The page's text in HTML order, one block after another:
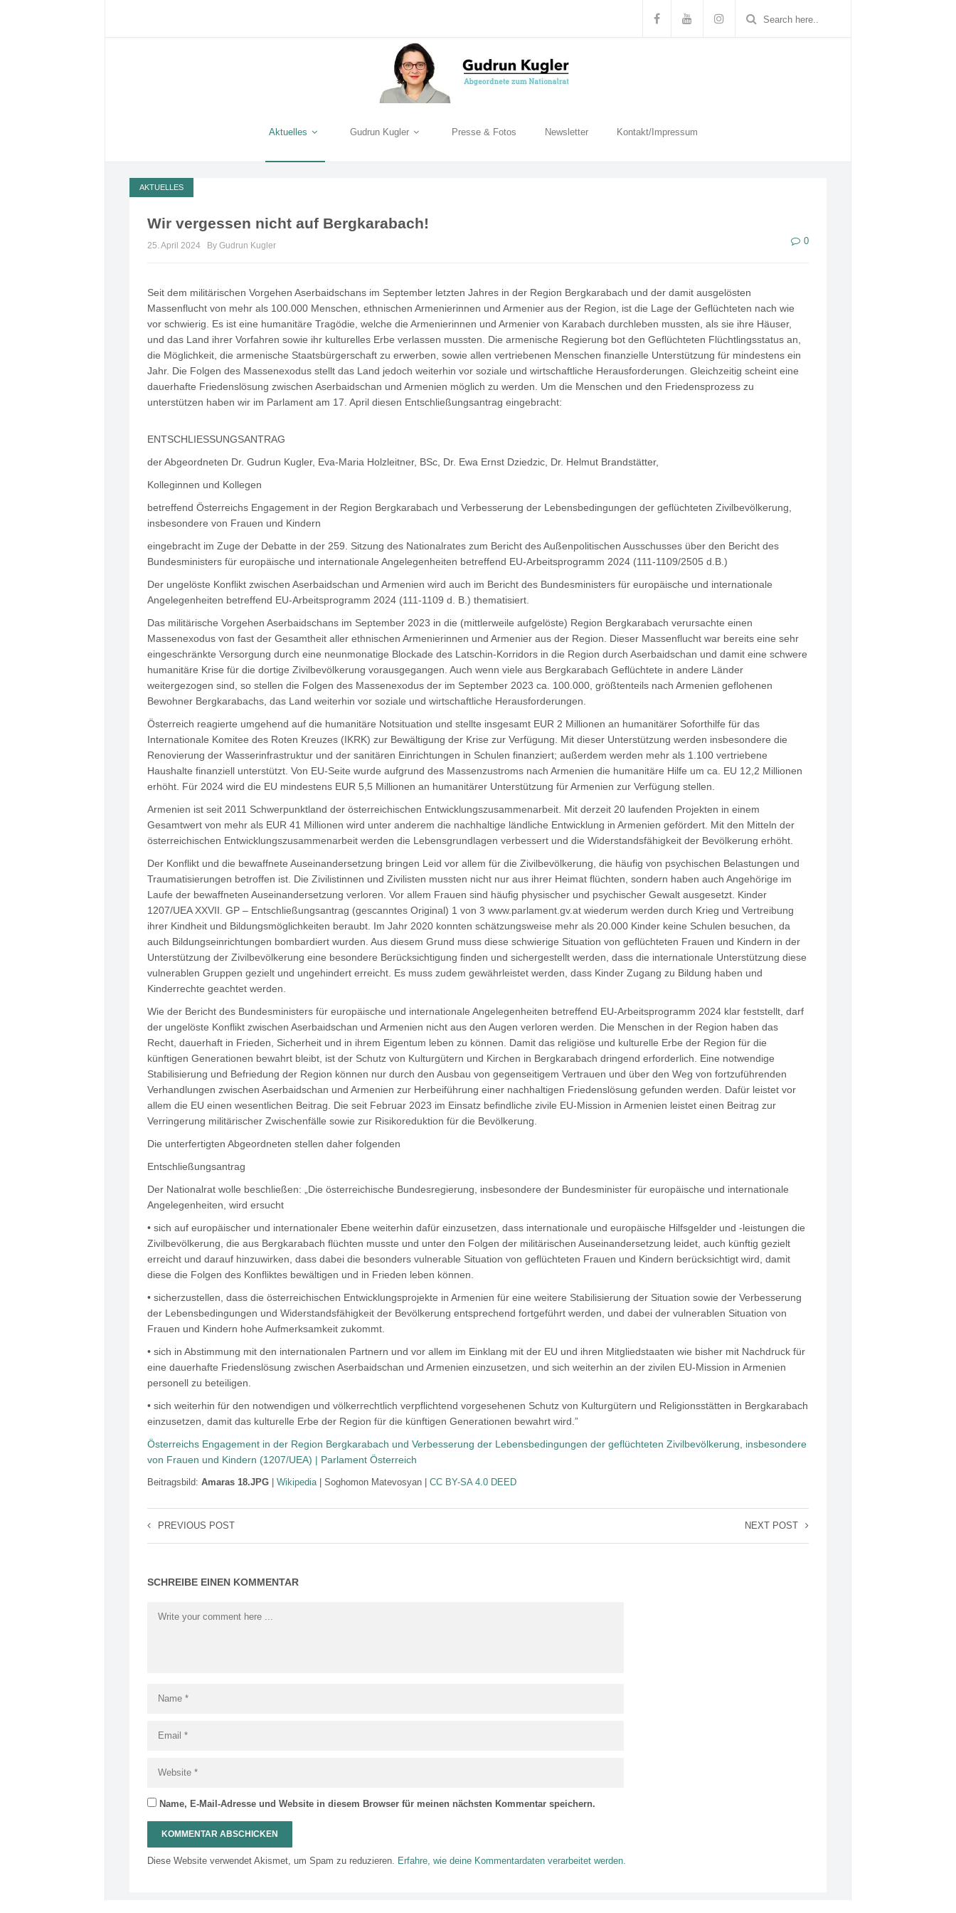
Aktuelles Gudrun Kugler Presse & Fotos Newsletter Kontakt/Impressum
AKTUELLES
Wir vergessen nicht auf Bergkarabach!
25. April 2024 By Gudrun Kugler 0
Seit dem militärischen Vorgehen Aserbaidschans im September letzten Jahres in der Region Bergkarabach und der damit ausgelösten
Massenflucht von mehr als 100.000 Menschen, ethnischen Armenierinnen und Armenier aus der Region, ist die Lage der Geflüchteten nach wie
vor schwierig. Es ist eine humanitäre Tragödie, welche die Armenierinnen und Armenier von Karabach durchleben mussten, als sie ihre Häuser,
und das Land ihrer Vorfahren sowie ihr kulturelles Erbe verlassen mussten. Die armenische Regierung bot den Geflüchteten Flüchtlingsstatus an,
die Möglichkeit, die armenische Staatsbürgerschaft zu erwerben, sowie allen vertriebenen Menschen finanzielle Unterstützung für mindestens ein
Jahr. Die Folgen des Massenexodus stellt das Land jedoch weiterhin vor soziale und wirtschaftliche Herausforderungen. Gleichzeitig scheint eine
dauerhafte Friedenslösung zwischen Aserbaidschan und Armenien möglich zu werden. Um die Menschen und den Friedensprozess zu
unterstützen haben wir im Parlament am 17. April diesen Entschließungsantrag eingebracht:
ENTSCHLIESSUNGSANTRAG
der Abgeordneten Dr. Gudrun Kugler, Eva-Maria Holzleitner, BSc, Dr. Ewa Ernst Dziedzic, Dr. Helmut Brandstätter,
Kolleginnen und Kollegen
betreffend Österreichs Engagement in der Region Bergkarabach und Verbesserung der Lebensbedingungen der geflüchteten Zivilbevölkerung,
insbesondere von Frauen und Kindern
eingebracht im Zuge der Debatte in der 259. Sitzung des Nationalrates zum Bericht des Außenpolitischen Ausschusses über den Bericht des
Bundesministers für europäische und internationale Angelegenheiten betreffend EU-Arbeitsprogramm 2024 (111-1109/2505 d.B.)
Der ungelöste Konflikt zwischen Aserbaidschan und Armenien wird auch im Bericht des Bundesministers für europäische und internationale
Angelegenheiten betreffend EU-Arbeitsprogramm 2024 (111-1109 d. B.) thematisiert.
Das militärische Vorgehen Aserbaidschans im September 2023 in die (mittlerweile aufgelöste) Region Bergkarabach verursachte einen
Massenexodus von fast der Gesamtheit aller ethnischen Armenierinnen und Armenier aus der Region. Dieser Massenflucht war bereits eine sehr
eingeschränkte Versorgung durch eine neunmonatige Blockade des Latschin-Korridors in die Region durch Aserbaidschan und damit eine schwere
humanitäre Krise für die dortige Zivilbevölkerung vorausgegangen. Auch wenn viele aus Bergkarabach Geflüchtete in andere Länder
weitergezogen sind, so stellen die Folgen des Massenexodus der im September 2023 ca. 100.000, größtenteils nach Armenien geflohenen
Bewohner Bergkarabachs, das Land weiterhin vor soziale und wirtschaftliche Herausforderungen.
Österreich reagierte umgehend auf die humanitäre Notsituation und stellte insgesamt EUR 2 Millionen an humanitärer Soforthilfe für das
Internationale Komitee des Roten Kreuzes (IKRK) zur Bewältigung der Krise zur Verfügung. Mit dieser Unterstützung werden insbesondere die
Renovierung der Wasserinfrastruktur und der sanitären Einrichtungen in Schulen finanziert; außerdem werden mehr als 1.100 vertriebene
Haushalte finanziell unterstützt. Von EU-Seite wurde aufgrund des Massenzustroms nach Armenien die humanitäre Hilfe um ca. EU 12,2 Millionen
erhöht. Für 2024 wird die EU mindestens EUR 5,5 Millionen an humanitärer Unterstützung für Armenien zur Verfügung stellen.
Armenien ist seit 2011 Schwerpunktland der österreichischen Entwicklungszusammenarbeit. Mit derzeit 20 laufenden Projekten in einem
Gesamtwert von mehr als EUR 41 Millionen wird unter anderem die nachhaltige ländliche Entwicklung in Armenien gefördert. Mit den Mitteln der
österreichischen Entwicklungszusammenarbeit werden die Lebensgrundlagen verbessert und die Widerstandsfähigkeit der Bevölkerung erhöht.
Der Konflikt und die bewaffnete Auseinandersetzung bringen Leid vor allem für die Zivilbevölkerung, die häufig von psychischen Belastungen und
Traumatisierungen betroffen ist. Die Zivilistinnen und Zivilisten mussten nicht nur aus ihrer Heimat flüchten, sondern haben auch Angehörige im
Laufe der bewaffneten Auseinandersetzung verloren. Vor allem Frauen sind häufig physischer und psychischer Gewalt ausgesetzt. Kinder
1207/UEA XXVII. GP – Entschließungsantrag (gescanntes Original) 1 von 3 www.parlament.gv.at wiederum werden durch Krieg und Vertreibung
ihrer Kindheit und Bildungsmöglichkeiten beraubt. Im Jahr 2020 konnten schätzungsweise mehr als 20.000 Kinder keine Schulen besuchen, da
auch Bildungseinrichtungen bombardiert wurden. Aus diesem Grund muss diese schwierige Situation von geflüchteten Frauen und Kindern in der
Unterstützung der Zivilbevölkerung eine besondere Berücksichtigung finden und sichergestellt werden, dass die internationale Unterstützung diese
vulnerablen Gruppen gezielt und ungehindert erreicht. Es muss zudem gewährleistet werden, dass Kinder Zugang zu Bildung haben und
Kinderrechte geachtet werden.
Wie der Bericht des Bundesministers für europäische und internationale Angelegenheiten betreffend EU-Arbeitsprogramm 2024 klar feststellt, darf
der ungelöste Konflikt zwischen Aserbaidschan und Armenien nicht aus den Augen verloren werden. Die Menschen in der Region haben das
Recht, dauerhaft in Frieden, Sicherheit und in ihrem Eigentum leben zu können. Damit das religiöse und kulturelle Erbe der Region für die
künftigen Generationen bewahrt bleibt, ist der Schutz von Kulturgütern und Kirchen in Bergkarabach dringend erforderlich. Eine notwendige
Stabilisierung und Befriedung der Region können nur durch den Ausbau von gegenseitigem Vertrauen und über den Weg von fortzuführenden
Verhandlungen zwischen Aserbaidschan und Armenien zur Herbeiführung einer nachhaltigen Friedenslösung gefunden werden. Dafür leistet vor
allem die EU einen wesentlichen Beitrag. Die seit Februar 2023 im Einsatz befindliche zivile EU-Mission in Armenien leistet einen Beitrag zur
Verringerung militärischer Zwischenfälle sowie zur Risikoreduktion für die Bevölkerung.
Die unterfertigten Abgeordneten stellen daher folgenden
Entschließungsantrag
Der Nationalrat wolle beschließen: „Die österreichische Bundesregierung, insbesondere der Bundesminister für europäische und internationale
Angelegenheiten, wird ersucht
• sich auf europäischer und internationaler Ebene weiterhin dafür einzusetzen, dass internationale und europäische Hilfsgelder und -leistungen die
Zivilbevölkerung, die aus Bergkarabach flüchten musste und unter den Folgen der militärischen Auseinandersetzung leidet, auch künftig gezielt
erreicht und darauf hinzuwirken, dass dabei die besonders vulnerable Situation von geflüchteten Frauen und Kindern berücksichtigt wird, damit
diese die Folgen des Konfliktes bewältigen und in Frieden leben können.
• sicherzustellen, dass die österreichischen Entwicklungsprojekte in Armenien für eine weitere Stabilisierung der Situation sowie der Verbesserung
der Lebensbedingungen und Widerstandsfähigkeit der Bevölkerung entsprechend fortgeführt werden, und dabei der vulnerablen Situation von
Frauen und Kindern hohe Aufmerksamkeit zukommt.
• sich in Abstimmung mit den internationalen Partnern und vor allem im Einklang mit der EU und ihren Mitgliedstaaten wie bisher mit Nachdruck für
eine dauerhafte Friedenslösung zwischen Aserbaidschan und Armenien einzusetzen, und sich weiterhin an der zivilen EU-Mission in Armenien
personell zu beteiligen.
• sich weiterhin für den notwendigen und völkerrechtlich verpflichtend vorgesehenen Schutz von Kulturgütern und Religionsstätten in Bergkarabach
einzusetzen, damit das kulturelle Erbe der Region für die künftigen Generationen bewahrt wird.”
Österreichs Engagement in der Region Bergkarabach und Verbesserung der Lebensbedingungen der geflüchteten Zivilbevölkerung, insbesondere
von Frauen und Kindern (1207/UEA) | Parlament Österreich
Beitragsbild: Amaras 18.JPG Wikipedia | Soghomon Matevosyan | CC BY-SA 4.0 DEED
PREVIOUS POST NEXT POST
SCHREIBE EINEN KOMMENTAR
Name, E-Mail-Adresse und Website in diesem Browser für meinen nächsten Kommentar speichern.
Diese Website verwendet Akismet, um Spam zu reduzieren. Erfahre, wie deine Kommentardaten verarbeitet werden.